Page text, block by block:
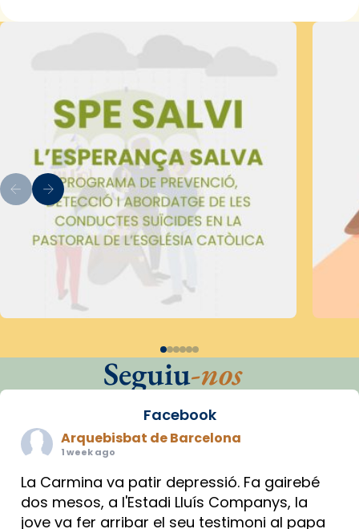
Seguiu-nos
Facebook
Arquebisbat de Barcelona
1 week ago
La Carmina va patir depressió. Fa gairebé
dos mesos, a l'Estadi Lluís Companys, la
jove va fer arribar el seu testimoni al papa